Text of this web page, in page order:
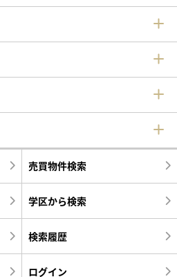
売買物件検索
学区から検索
検索履歴
ログイン